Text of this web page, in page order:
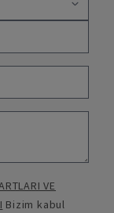
VE
Bizim kabul